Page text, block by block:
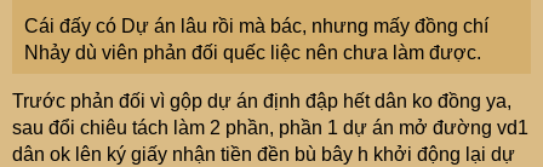
Cái đấy có Dự án lâu rồi mà bác, nhưng mấy đồng chí
Nhảy dù viên phản đối quếc liệc nên chưa làm được.
Trước phản đối vì gộp dự án định đập hết dân ko đồng ya,
sau đổi chiêu tách làm 2 phần, phần 1 dự án mở đường vd1
dân ok lên ký giấy nhận tiền đền bù bây h khởi động lại dự